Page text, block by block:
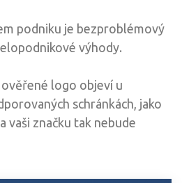
podniku je bezproblémový
výhody.
ověřené logo objeví u
schránkách, jako
vaši značku tak nebude